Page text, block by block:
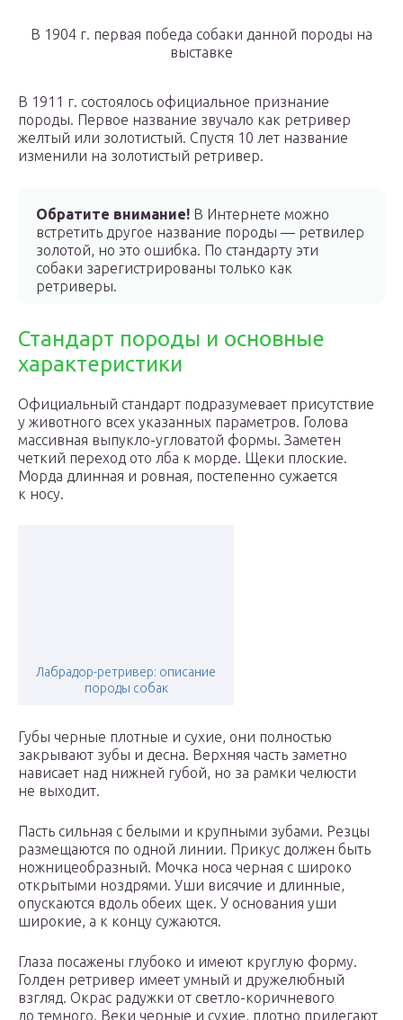
В 1904 г. первая победа собаки данной породы на
выставке
В 1911 г. состоялось официальное признание
породы. Первое название звучало как ретривер
желтый или золотистый. Спустя 10 лет название
изменили на золотистый ретривер.
Обратите внимание! В Интернете можно
встретить другое название породы — ретвилер
золотой, но это ошибка. По стандарту эти
собаки зарегистрированы только как
ретриверы.
Стандарт породы и основные
характеристики
Официальный стандарт подразумевает присутствие
у животного всех указанных параметров. Голова
массивная выпукло-угловатой формы. Заметен
четкий переход ото лба к морде. Щеки плоские.
Морда длинная и ровная, постепенно сужается
к носу.
Лабрадор-ретривер: описание
породы собак
Губы черные плотные и сухие, они полностью
закрывают зубы и десна. Верхняя часть заметно
нависает над нижней губой, но за рамки челюсти
не выходит.
Пасть сильная с белыми и крупными зубами. Резцы
размещаются по одной линии. Прикус должен быть
ножницеобразный. Мочка носа черная с широко
открытыми ноздрями. Уши висячие и длинные,
опускаются вдоль обеих щек. У основания уши
широкие, а к концу сужаются.
Глаза посажены глубоко и имеют круглую форму.
Голден ретривер имеет умный и дружелюбный
взгляд. Окрас радужки от светло-коричневого
до темного. Веки черные и сухие, плотно прилегают